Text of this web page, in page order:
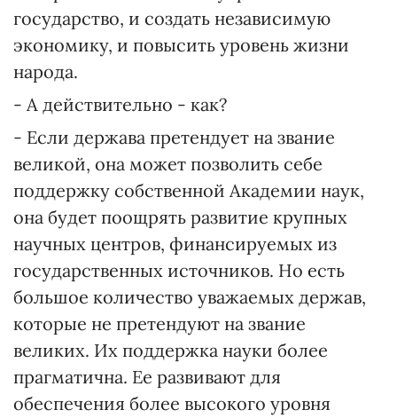
государство, и создать независимую
экономику, и повысить уровень жизни
народа.
- А действительно - как?
- Если держава претендует на звание
великой, она может позволить себе
поддержку собственной Академии наук,
она будет поощрять развитие крупных
научных центров, финансируемых из
государственных источников. Но есть
большое количество уважаемых держав,
которые не претендуют на звание
великих. Их поддержка науки более
прагматична. Ее развивают для
обеспечения более высокого уровня